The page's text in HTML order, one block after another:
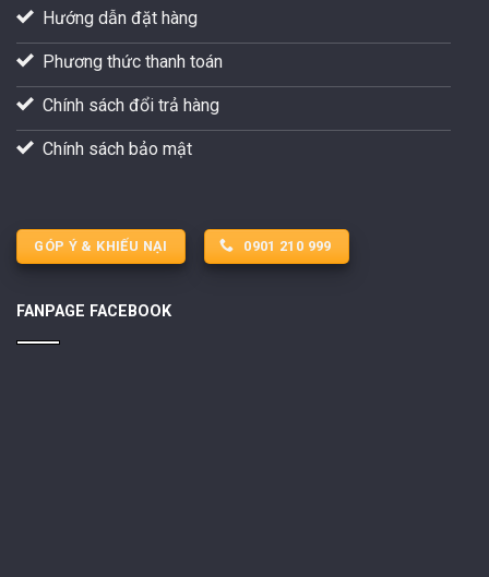
Hướng dẫn đặt hàng
Phương thức thanh toán
Chính sách đổi trả hàng
Chính sách bảo mật
GÓP Ý & KHIẾU NẠI 0901 210 999
FANPAGE FACEBOOK